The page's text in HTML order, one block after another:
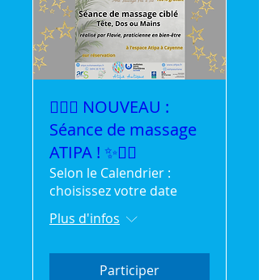
💆‍♀️✨ NOUVEAU :
Séance de massage
ATIPA ! ✨💆‍♂️
Selon le Calendrier :
choisissez votre date
Plus d'infos
Participer